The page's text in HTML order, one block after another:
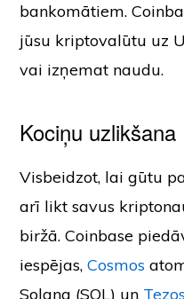
bankomātiem.
jūsu kriptovalūtu uz
vai izņemat naudu.
Kociņu uzlikšana
Visbeidzot, lai gūtu
arī likt savus
biržā. Coinbase
iespējas,Cosmos
Solana (SOL) un Tezos